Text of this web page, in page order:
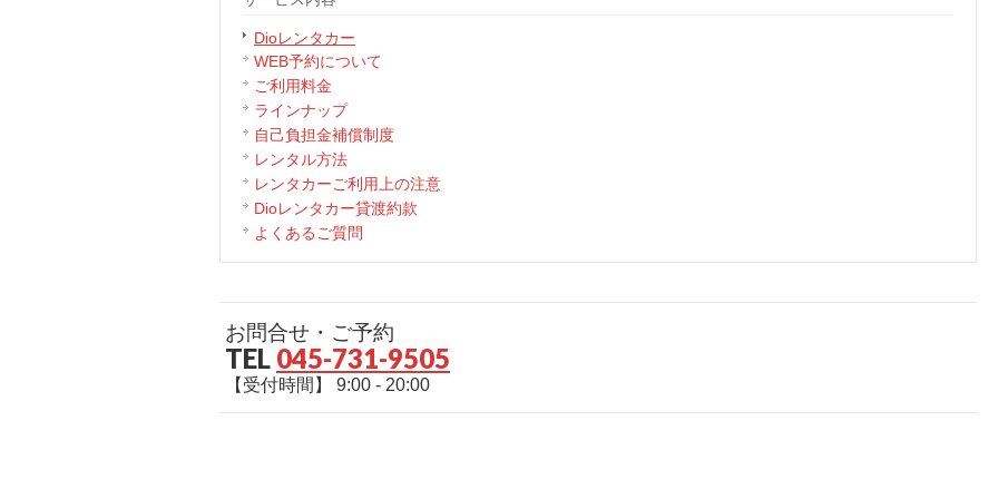
Dioレンタカー
WEB予約について
ご利用料金
ラインナップ
自己負担金補償制度
レンタル方法
レンタカーご利用上の注意
Dioレンタカー貸渡約款
よくあるご質問
お問合せ・ご予約
TEL 045-731-9505
【受付時間】 9:00 - 20:00